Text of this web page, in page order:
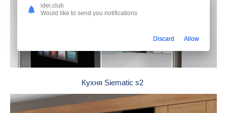
Кухня Siematic s2
idei.club
Would like to send you notifications
Discard Allow